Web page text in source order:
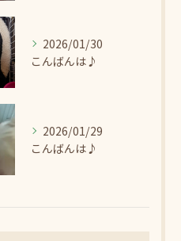
2026/01/30
こんばんは♪
2026/01/29
こんばんは♪